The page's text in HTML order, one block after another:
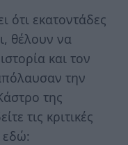
ότι εκατοντάδες
θέλουν να
και τον
την
της
τις κριτικές